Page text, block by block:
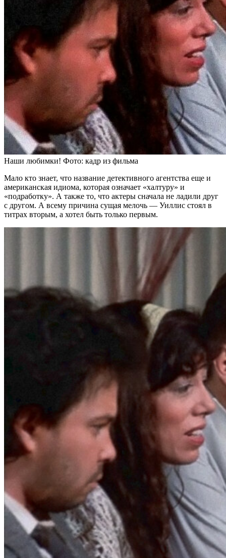
Наши любимки! Фото: кадр из фильма
Мало кто знает, что название детективного агентства еще и
американская идиома, которая означает «халтуру» и
«подработку». А также то, что актеры сначала не ладили друг
с другом. А всему причина сущая мелочь — Уиллис стоял в
титрах вторым, а хотел быть только первым.